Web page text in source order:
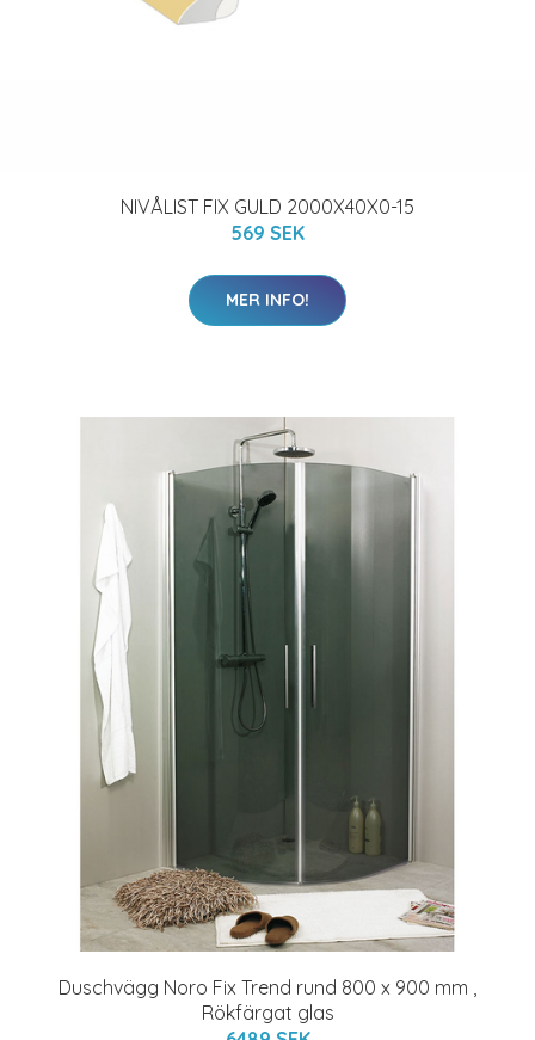
NIVÅLIST FIX GULD 2000X40X0-15
569 SEK
MER INFO!
Duschvägg Noro Fix Trend rund 800 x 900 mm ,
Rökfärgat glas